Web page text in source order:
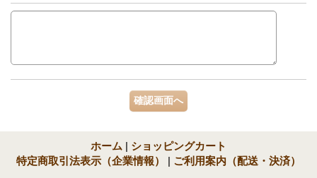
ホーム | ショッピングカート
特定商取引法表示（企業情報）
| ご利用案内（配送・決済）